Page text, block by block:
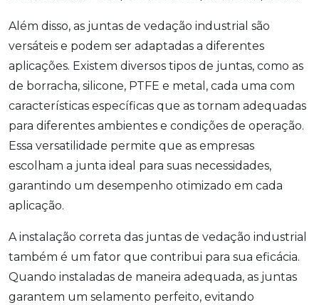
Além disso, as juntas de vedação industrial são
versáteis e podem ser adaptadas a diferentes
aplicações. Existem diversos tipos de juntas, como as
de borracha, silicone, PTFE e metal, cada uma com
características específicas que as tornam adequadas
para diferentes ambientes e condições de operação.
Essa versatilidade permite que as empresas
escolham a junta ideal para suas necessidades,
garantindo um desempenho otimizado em cada
aplicação.
A instalação correta das juntas de vedação industrial
também é um fator que contribui para sua eficácia.
Quando instaladas de maneira adequada, as juntas
garantem um selamento perfeito, evitando